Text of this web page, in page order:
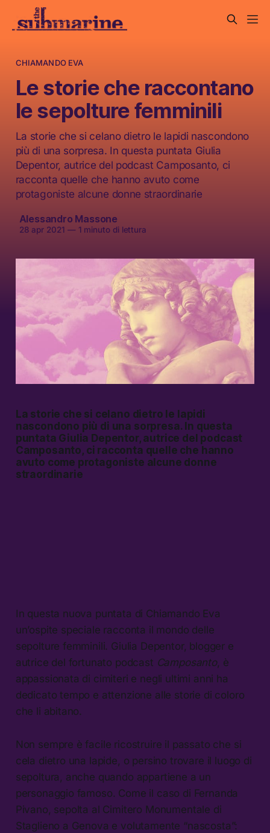
CHIAMANDO EVA
Le storie che raccontano
le sepolture femminili
La storie che si celano dietro le lapidi nascondono
più di una sorpresa. In questa puntata Giulia
Depentor, autrice del podcast Camposanto, ci
racconta quelle che hanno avuto come
protagoniste alcune donne straordinarie
Alessandro Massone
28 apr 2021 —1 minuto di lettura
La storie che si celano dietro le lapidi
nascondono più di una sorpresa. In questa
puntata Giulia Depentor, autrice del podcast
Camposanto, ci racconta quelle che hanno
avuto come protagoniste alcune donne
straordinarie
In questa nuova puntata di Chiamando Eva
un’ospite speciale racconta il mondo delle
sepolture femminili. Giulia Depentor, blogger e
autrice del fortunato podcast Camposanto, è
appassionata di cimiteri e negli ultimi anni ha
dedicato tempo e attenzione alle storie di coloro
che li abitano.
Non sempre è facile ricostruire il passato che si
cela dietro una lapide, o persino trovare il luogo di
sepoltura, anche quando appartiene a un
personaggio famoso. Come il caso di Fernanda
Pivano, sepolta al Cimitero Monumentale di
Staglieno a Genova e volutamente “nascosta”: